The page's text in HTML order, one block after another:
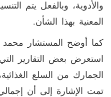
والأدوية، وبالفعل يتم
المعنية بهذا الشأن.
كما أوضح المستشار محمد
استعرض بعض التقارير
الجمارك من السلع
تمت الإشارة إلى أن إجمالي